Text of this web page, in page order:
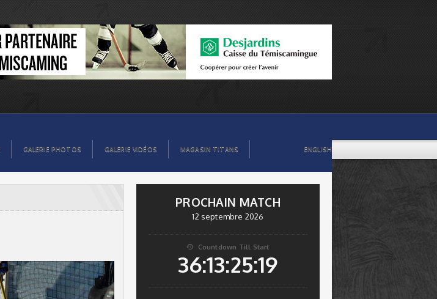
GALERIE PHOTOS GALERIE VIDÉOS MAGASIN TITANS ENGLISH
PROCHAIN MATCH
12 septembre 2026
 Countdown Till Start
36:13:25:19